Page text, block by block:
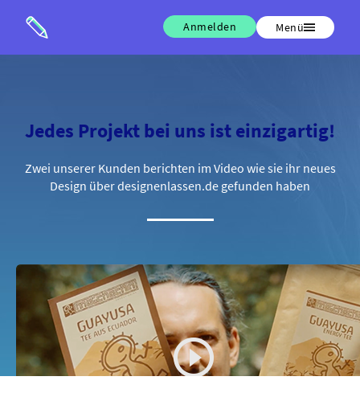
Anmelden Menü
Jedes Projekt bei uns ist einzigartig!
Zwei unserer Kunden berichten im Video wie sie ihr neues
Design über designenlassen.de gefunden haben